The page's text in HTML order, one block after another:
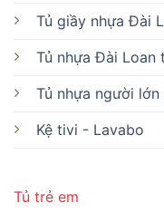
Tủ giầy nhựa Đài
Tủ nhựa Đài Loan
Tủ nhựa người lớn
Kệ tivi - Lavabo
Tủ trẻ em